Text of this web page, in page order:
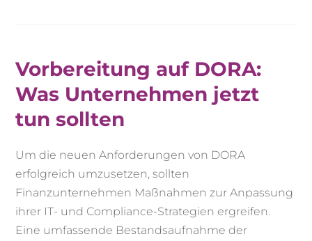
Vorbereitung auf DORA:
Was Unternehmen jetzt
tun sollten
Um die neuen Anforderungen von DORA
erfolgreich umzusetzen, sollten
Finanzunternehmen Maßnahmen zur Anpassung
ihrer IT- und Compliance-Strategien ergreifen.
Eine umfassende Bestandsaufnahme der